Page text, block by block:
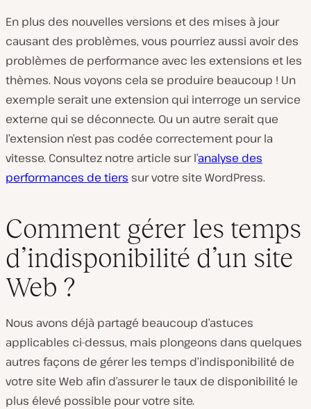
En plus des nouvelles versions et des mises à jour
causant des problèmes, vous pourriez aussi avoir des
problèmes de performance avec les extensions et les
thèmes. Nous voyons cela se produire beaucoup ! Un
exemple serait une extension qui interroge un service
externe qui se déconnecte. Ou un autre serait que
l’extension n’est pas codée correctement pour la
vitesse. Consultez notre article sur l’analyse des
performances de tiers sur votre site WordPress.
Comment gérer les temps
d’indisponibilité d’un site
Web ?
Nous avons déjà partagé beaucoup d’astuces
applicables ci-dessus, mais plongeons dans quelques
autres façons de gérer les temps d’indisponibilité de
votre site Web afin d’assurer le taux de disponibilité le
plus élevé possible pour votre site.